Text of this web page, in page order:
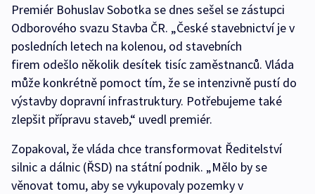
Premiér Bohuslav Sobotka se dnes sešel se zástupci
Odborového svazu Stavba ČR. „České stavebnictví je v
posledních letech na kolenou, od stavebních
firem odešlo několik desítek tisíc zaměstnanců. Vláda
může konkrétně pomoct tím, že se intenzivně pustí do
výstavby dopravní infrastruktury. Potřebujeme také
zlepšit přípravu staveb,“ uvedl premiér.
Zopakoval, že vláda chce transformovat Ředitelství
silnic a dálnic (ŘSD) na státní podnik. „Mělo by se
věnovat tomu, aby se vykupovaly pozemky v